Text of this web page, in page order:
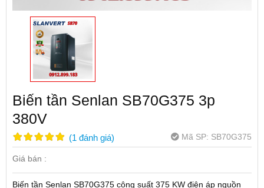
Biến tần Senlan SB70G375 3p
380V
(1 đánh giá) Mã SP: SB70G375
Giá bán :
Biến tần Senlan SB70G375 công suất 375 KW điện áp nguồn